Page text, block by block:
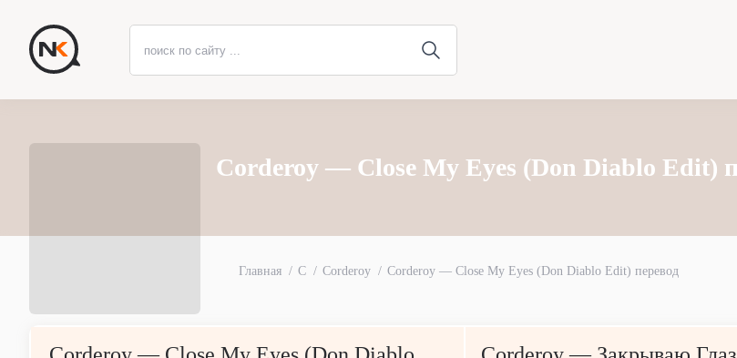
Corderoy — Close My Eyes (Don Diablo Edit)
Главная C Corderoy Corderoy — Close My Eyes (Don Diablo Edit) перевод